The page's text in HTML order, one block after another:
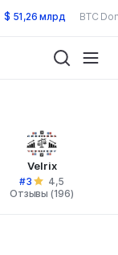
$ 51,26 млрд BTC
Velrix
#3
4,5
Отзывы (196)